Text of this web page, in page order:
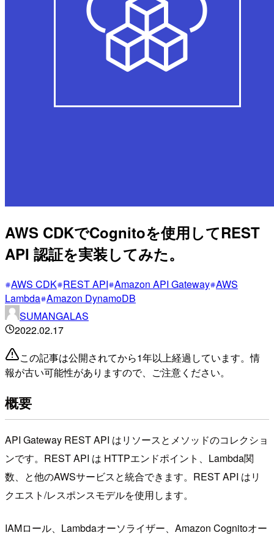
AWS CDKでCognitoを使用してREST
API 認証を実装してみた。
AWS CDK REST API Amazon API Gateway AWS
Lambda Amazon DynamoDB
SUMANGALAS
2022.02.17
この記事は公開されてから1年以上経過しています。情
報が古い可能性がありますので、ご注意ください。
概要
API Gateway REST API はリソースとメソッドのコレクショ
ンです。REST API は HTTPエンドポイント、Lambda関
数、と他のAWSサービスと統合できます。REST API はリ
クエスト/レスポンスモデルを使用します。
IAMロール、Lambdaオーソライザー、Amazon Cognitoオー